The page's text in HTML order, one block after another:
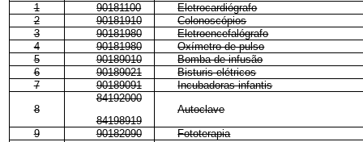
1
90181100
Eletrocardiógrafo
2
90181910
Colonoscópios
3
90181980
Eletroencefalógrafo
4
90181980
Oxímetro de pulso
5
90189010
Bomba de infusão
6
90189021
Bisturis elétricos
7
90189091
Incubadoras infantis
8
84192000
84198919
Autoclave
9
90182090
Fototerapia